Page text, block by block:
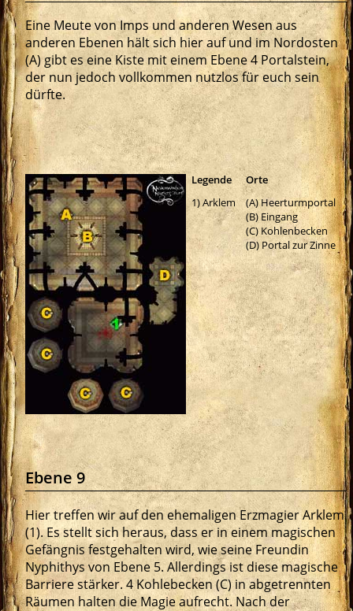
Eine Meute von Imps und anderen Wesen aus
anderen Ebenen hält sich hier auf und im Nordosten
(A) gibt es eine Kiste mit einem Ebene 4 Portalstein,
der nun jedoch vollkommen nutzlos für euch sein
dürfte.
Legende
1) Arklem
Orte
(A) Heerturmportal
(B) Eingang
(C) Kohlenbecken
(D) Portal zur Zinne
Ebene 9
Hier treffen wir auf den ehemaligen Erzmagier Arklem
(1). Es stellt sich heraus, dass er in einem magischen
Gefängnis festgehalten wird, wie seine Freundin
Nyphithys von Ebene 5. Allerdings ist diese magische
Barriere stärker. 4 Kohlebecken (C) in abgetrennten
Räumen halten die Magie aufrecht. Nach der